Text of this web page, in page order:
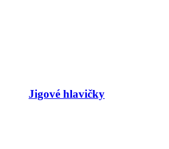
Jigové hlavičky